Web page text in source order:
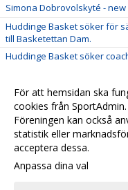
Simona Dobrovolskyté -
Huddinge Basket söker för
till Basketettan Dam.
Huddinge Basket söker
Summercamp BIG BOUNCE
Föreläsning & Årsmöte 13/3
Välkommen till Huddinge
För att hemsidan ska
cookies från
Föreningen kan också
statistik eller
acceptera dessa.
Anpassa dina val